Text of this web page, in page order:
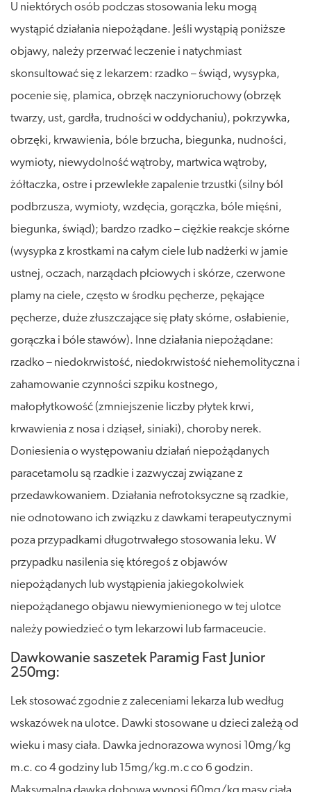
U niektórych osób podczas stosowania leku mogą
wystąpić działania niepożądane. Jeśli wystąpią poniższe
objawy, należy przerwać leczenie i natychmiast
skonsultować się z lekarzem: rzadko – świąd, wysypka,
pocenie się, plamica, obrzęk naczynioruchowy (obrzęk
twarzy, ust, gardła, trudności w oddychaniu), pokrzywka,
obrzęki, krwawienia, bóle brzucha, biegunka, nudności,
wymioty, niewydolność wątroby, martwica wątroby,
żółtaczka, ostre i przewlekłe zapalenie trzustki (silny ból
podbrzusza, wymioty, wzdęcia, gorączka, bóle mięśni,
biegunka, świąd); bardzo rzadko – ciężkie reakcje skórne
(wysypka z krostkami na całym ciele lub nadżerki w jamie
ustnej, oczach, narządach płciowych i skórze, czerwone
plamy na ciele, często w środku pęcherze, pękające
pęcherze, duże złuszczające się płaty skórne, osłabienie,
gorączka i bóle stawów). Inne działania niepożądane:
rzadko – niedokrwistość, niedokrwistość niehemolityczna i
zahamowanie czynności szpiku kostnego,
małopłytkowość (zmniejszenie liczby płytek krwi,
krwawienia z nosa i dziąseł, siniaki), choroby nerek.
Doniesienia o występowaniu działań niepożądanych
paracetamolu są rzadkie i zazwyczaj związane z
przedawkowaniem. Działania nefrotoksyczne są rzadkie,
nie odnotowano ich związku z dawkami terapeutycznymi
poza przypadkami długotrwałego stosowania leku. W
przypadku nasilenia się któregoś z objawów
niepożądanych lub wystąpienia jakiegokolwiek
niepożądanego objawu niewymienionego w tej ulotce
należy powiedzieć o tym lekarzowi lub farmaceucie.
Dawkowanie saszetek Paramig Fast Junior
250mg:
Lek stosować zgodnie z zaleceniami lekarza lub według
wskazówek na ulotce. Dawki stosowane u dzieci zależą od
wieku i masy ciała. Dawka jednorazowa wynosi 10mg/kg
m.c. co 4 godziny lub 15mg/kg.m.c co 6 godzin.